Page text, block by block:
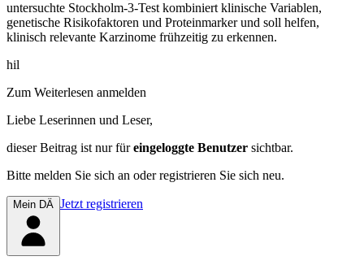
untersuchte Stockholm-3-Test kombiniert klinische Variablen,
genetische Risikofaktoren und Proteinmarker und soll helfen,
klinisch relevante Karzinome frühzeitig zu erkennen.
hil
Zum Weiterlesen anmelden
Liebe Leserinnen und Leser,
dieser Beitrag ist nur füreingeloggte Benutzer sichtbar.
Bitte melden Sie sich an oder registrieren Sie sich neu.
Mein DÄ Jetzt registrieren